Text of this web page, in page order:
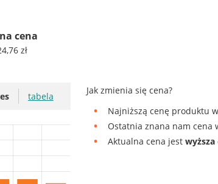
cena
zł
tabela
Jak zmienia się cena?
Najniższą cenę produktu
Ostatnia znana nam cena
Aktualna cena jestwyższa